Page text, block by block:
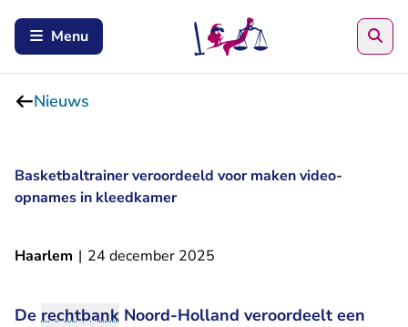
Menu
Nieuws
Basketbaltrainer veroordeeld voor maken video-
opnames in kleedkamer
Haarlem | 24 december 2025
De rechtbank Noord-Holland veroordeelt een